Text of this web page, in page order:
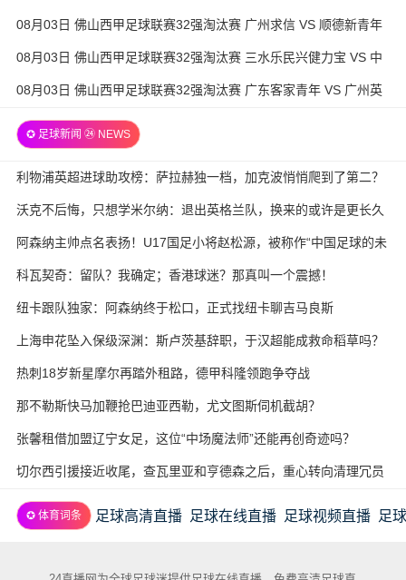
模 全场录像
08月03日 佛山西甲足球联赛32强淘汰赛 广州求信 VS 顺德新青年
全场录像
08月03日 佛山西甲足球联赛32强淘汰赛 三水乐民兴健力宝 VS 中
国澳门澳科精英 全场录像
08月03日 佛山西甲足球联赛32强淘汰赛 广东客家青年 VS 广州英
✪ 足球新闻 ㉔ NEWS
利物浦英超进球助攻榜：萨拉赫独一档，加克波悄悄爬到了第二？
沃克不后悔，只想学米尔纳：退出英格兰队，换来的或许是更长久
的职业生涯
阿森纳主帅点名表扬！U17国足小将赵松源，被称作“中国足球的未
来”
科瓦契奇：留队？我确定；香港球迷？那真叫一个震撼！
纽卡跟队独家：阿森纳终于松口，正式找纽卡聊吉马良斯
上海申花坠入保级深渊：斯卢茨基辞职，于汉超能成救命稻草吗？
热刺18岁新星摩尔再踏外租路，德甲科隆领跑争夺战
那不勒斯快马加鞭抢巴迪亚西勒，尤文图斯伺机截胡？
张馨租借加盟辽宁女足，这位“中场魔法师”还能再创奇迹吗？
切尔西引援接近收尾，查瓦里亚和亨德森之后，重心转向清理冗员
✪ 体育词条 足球高清直播 足球在线直播 足球视频直播 足